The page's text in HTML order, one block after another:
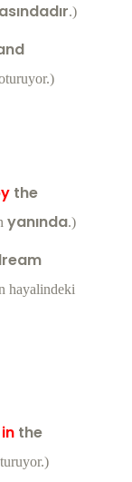
.)
the
yanında.)
hayalindeki
in the